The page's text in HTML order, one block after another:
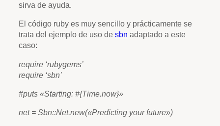
sirva de ayuda.
El código ruby es muy sencillo y prácticamente se
trata del ejemplo de uso de sbn adaptado a este
caso:
require ‘rubygems’
require ‘sbn’
#puts «Starting: #{Time.now}»
net = Sbn::Net.new(«Predicting your future»)